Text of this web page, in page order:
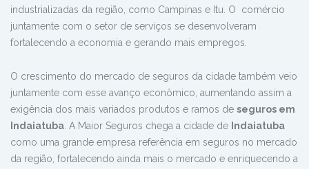
industrializadas da região, como Campinas e Itu. O comércio
juntamente com o setor de serviços se desenvolveram
fortalecendo a economia e gerando mais empregos.
O crescimento do mercado de seguros da cidade também veio
juntamente com esse avanço econômico, aumentando assim a
exigência dos mais variados produtos e ramos de seguros em
Indaiatuba. A Maior Seguros chega a cidade de Indaiatuba
como uma grande empresa referência em seguros no mercado
da região, fortalecendo ainda mais o mercado e enriquecendo a